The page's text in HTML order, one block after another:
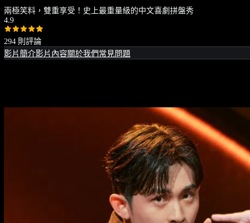
兩極笑料，雙重享受！史上最重量級的中文喜劇拼盤秀
4.9
294 則評論
影片簡介影片內容關於我們常見問題